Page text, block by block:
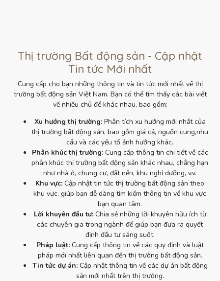
Thị trường Bất động sản - Cập nhật
Tin tức Mới nhất
Cung cấp cho bạn những thông tin và tin tức mới nhất về thị
trường bất động sản Việt Nam. Bạn có thể tìm thấy các bài viết
về nhiều chủ đề khác nhau, bao gồm:
Xu hướng thị trường:Phân tích xu hướng mới nhất của
thị trường bất động sản, bao gồm giá cả, nguồn cung,nhu
cầu và các yếu tố ảnh hưởng khác.
Phân khúc thị trường:Cung cấp thông tin chi tiết về các
phân khúc thị trường bất động sản khác nhau, chẳng hạn
như nhà ở, chung cư, đất nền, khu nghỉ dưỡng, v.v.
Khu vực: Cập nhật tin tức thị trường bất động sản theo
khu vực, giúp bạn dễ dàng tìm kiếm thông tin về khu vực
bạn quan tâm.
Lời khuyên đầu tư:Chia sẻ những lời khuyên hữu ích từ
các chuyên gia trong ngành để giúp bạn đưa ra quyết
định đầu tư sáng suốt.
Pháp luật:Cung cấp thông tin về các quy định và luật
pháp mới nhất liên quan đến thị trường bất động sản.
Tin tức dự án:Cập nhật thông tin về các dự án bất động
sản mới nhất trên thị trường.